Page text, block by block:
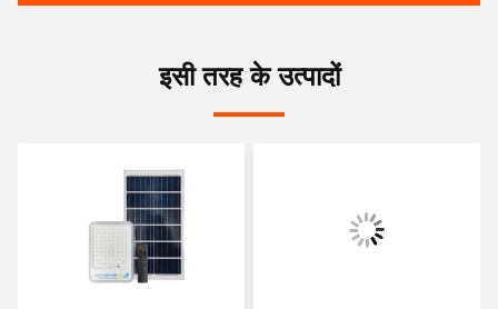
इसी तरह के उत्पादों